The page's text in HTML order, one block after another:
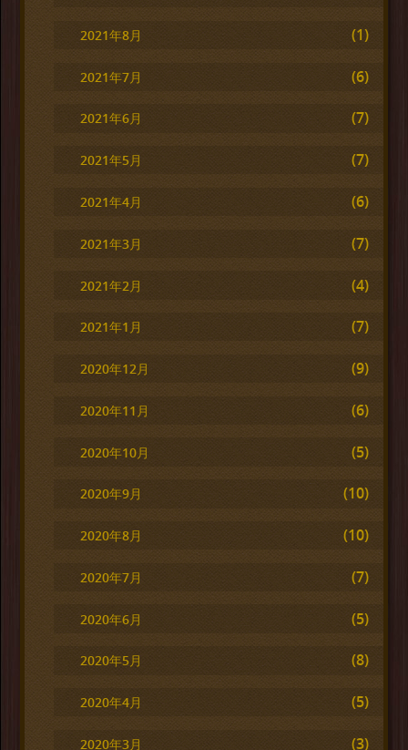
2021年8月 (1)
2021年7月 (6)
2021年6月 (7)
2021年5月 (7)
2021年4月 (6)
2021年3月 (7)
2021年2月 (4)
2021年1月 (7)
2020年12月 (9)
2020年11月 (6)
2020年10月 (5)
2020年9月 (10)
2020年8月 (10)
2020年7月 (7)
2020年6月 (5)
2020年5月 (8)
2020年4月 (5)
2020年3月 (3)